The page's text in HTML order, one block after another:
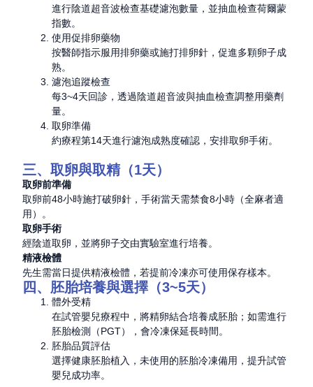
進行陰道超音波檢查基礎濾泡數量，並抽血檢查荷爾蒙
指數。
使用促排卵藥物
按醫師指示服用排卵藥或施打排卵針，促進多顆卵子成
熟。
濾泡追蹤檢查
每3~4天回診，透過陰道超音波與抽血檢查調整用藥劑
量。
取卵準備
約療程第14天進行濾泡成熟度確認，安排取卵手術。
三、取卵與取精（1天）
取卵前準備
取卵前48小時施打破卵針，手術當天需禁食8小時（全麻者適
用）。
取卵手術
經陰道取卵，並將卵子交由實驗室進行培養。
精液檢體
先生需當日提供精液檢體，若提前冷凍亦可使用保存樣本。
四、胚胎培養與選擇（3~5天）
體外受精
在試管嬰兒療程中，將精卵結合培養成胚胎；如需進行
胚胎檢測（PGT），會冷凍保延長時間。
胚胎品質評估
選擇健康胚胎植入，未使用的胚胎冷凍備用，提升試管
嬰兒成功率。